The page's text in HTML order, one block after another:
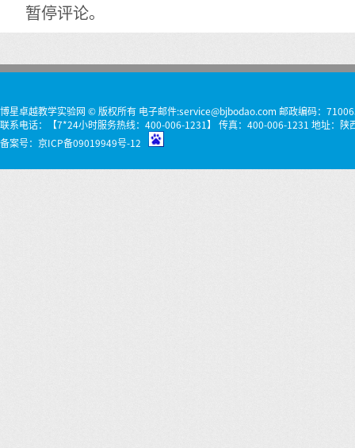
暂停评论。
博星卓越教学实验网 © 版权所有 电子邮件:service@bjbodao.com 邮政编码：
联系电话：【7*24小时服务热线：400-006-1231】 传真：400-006-1231 地址：陕
备案号： 京ICP备09019949号-12